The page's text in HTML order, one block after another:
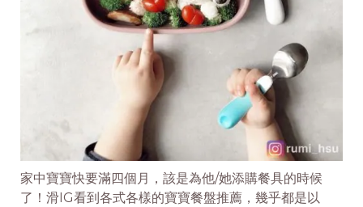
家中寶寶快要滿四個月，該是為他/她添購餐具的時候
了！滑IG看到各式各樣的寶寶餐盤推薦，幾乎都是以